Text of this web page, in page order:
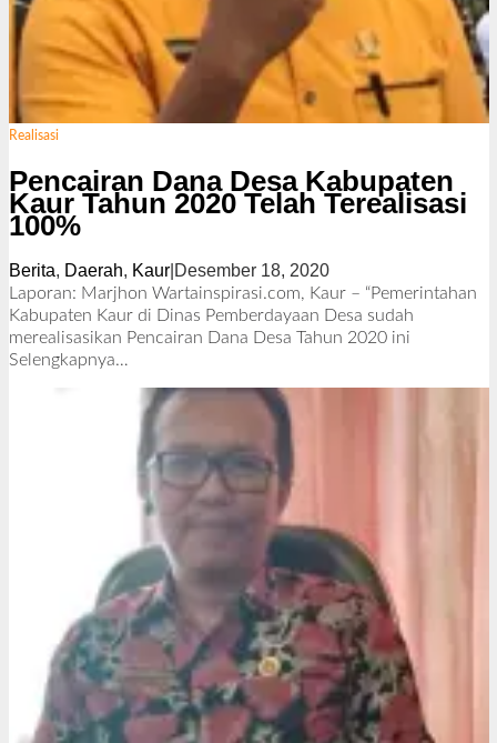
Realisasi
Pencairan Dana Desa Kabupaten
Kaur Tahun 2020 Telah Terealisasi
100%
Berita, Daerah, Kaur| Desember 18, 2020o
l
e
h
Laporan: Marjhon Wartainspirasi.com, Kaur – “Pemerintahan
Kabupaten Kaur di Dinas Pemberdayaan Desa sudah
merealisasikan Pencairan Dana Desa Tahun 2020 ini
Selengkapnya…